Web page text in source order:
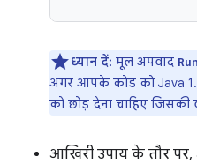
ध्यान दें: मूल अपवाद
अगर आपके कोड को Java
को छोड़ देना चाहिए जिसकी
आखिरी उपाय के तौर